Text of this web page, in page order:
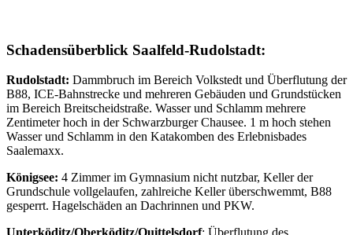
Schadensüberblick Saalfeld-Rudolstadt:
Rudolstadt: Dammbruch im Bereich Volkstedt und Überflutung der
B88, ICE-Bahnstrecke und mehreren Gebäuden und Grundstücken
im Bereich Breitscheidstraße. Wasser und Schlamm mehrere
Zentimeter hoch in der Schwarzburger Chausee. 1 m hoch stehen
Wasser und Schlamm in den Katakomben des Erlebnisbades
Saalemaxx.
Königsee: 4 Zimmer im Gymnasium nicht nutzbar, Keller der
Grundschule vollgelaufen, zahlreiche Keller überschwemmt, B88
gesperrt. Hagelschäden an Dachrinnen und PKW.